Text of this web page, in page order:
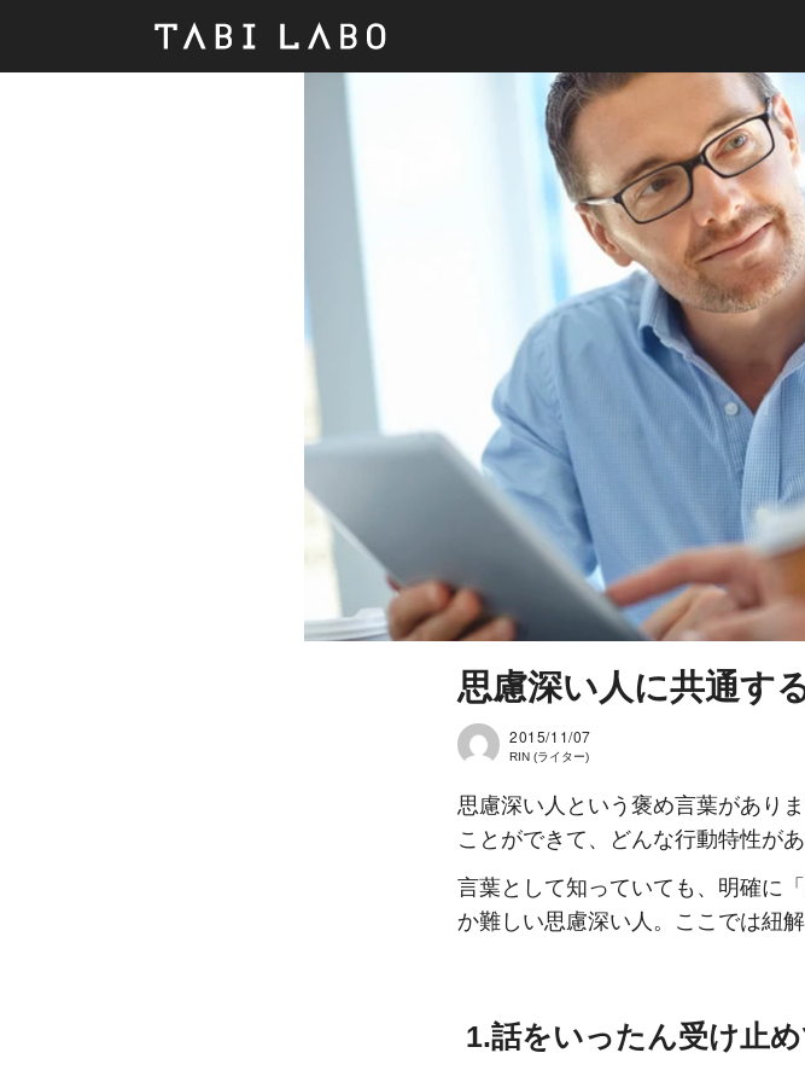
思慮深い人に共通す
2015/11/07
RIN (ライター)
思慮深い人という褒め言葉があり
ことができて、どんな行動特性が
言葉として知っていても、明確に
か難しい思慮深い人。ここでは紐
1.話をいったん受け止